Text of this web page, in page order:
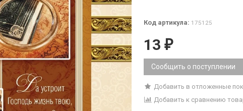
Код артикула: 175125
13 ₽
Сообщить о поступлении
Добавить в отложенные
Добавить к сравнению